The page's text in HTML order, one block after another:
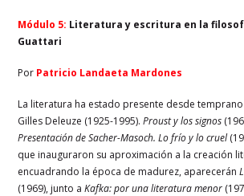
Módulo 5: Literatura y escritura en la
Guattari
Por Patricio Landaeta Mardones
La literatura ha estado presente desde
Gilles Deleuze (1925-1995).Proust y los signos
Presentación de Sacher-Masoch. Lo frío y lo cruel
que inauguraron su aproximación a la creación
encuadrando la época de madurez, aparecerán
(1969), junto aKafka: por una literatura menor